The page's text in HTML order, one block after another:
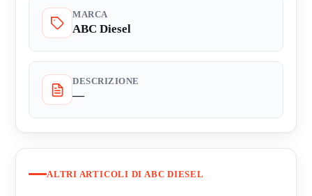
MARCA
ABC Diesel
DESCRIZIONE
—
ALTRI ARTICOLI DI ABC DIESEL